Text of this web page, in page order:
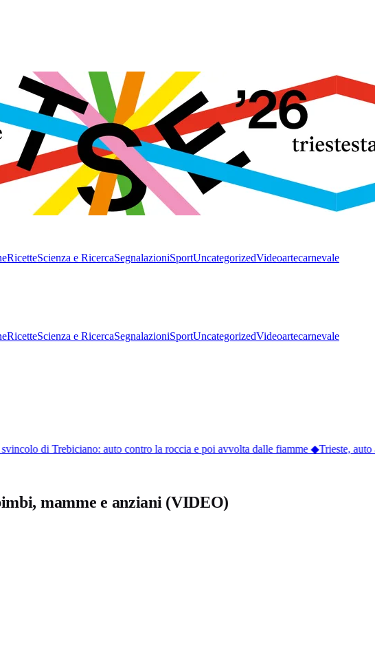
RicetteScienza e RicercaSegnalazioniSportUncategorizedVideoartecarnevale
RicetteScienza e RicercaSegnalazioniSportUncategorizedVideoartecarnevale
di Trebiciano: auto contro la roccia e poi avvolta dalle fiamme◆Trieste, auto
mamme e anziani (VIDEO)